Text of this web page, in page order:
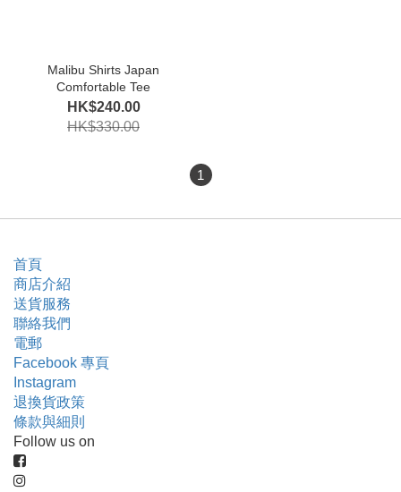
Malibu Shirts Japan
Comfortable Tee
HK$240.00
HK$330.00
1
首頁
商店介紹
送貨服務
聯絡我們
電郵
Facebook 專頁
Instagram
退換貨政策
條款與細則
Follow us on